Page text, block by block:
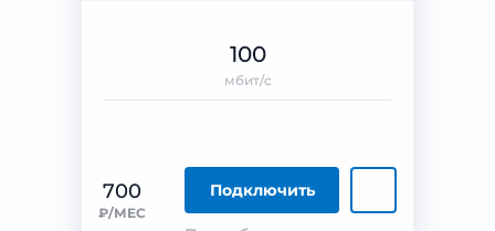
700
₽/МЕС
Подключить
100
мбит/с